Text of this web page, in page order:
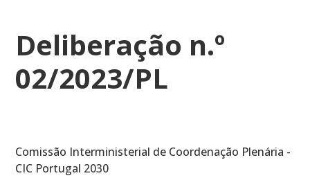
Deliberação n.º
02/2023/PL
Comissão Interministerial de Coordenação Plenária -
CIC Portugal 2030